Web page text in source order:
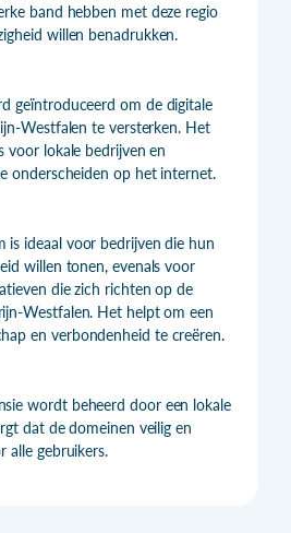
band hebben met deze regio
willen benadrukken.
geïntroduceerd om de digitale
Westfalen te versterken. Het
voor lokale bedrijven en
onderscheiden op het internet.
is ideaal voor bedrijven die hun
willen tonen, evenals voor
die zich richten op de
Westfalen. Het helpt om een
en verbondenheid te creëren.
wordt beheerd door een lokale
dat de domeinen veilig en
alle gebruikers.